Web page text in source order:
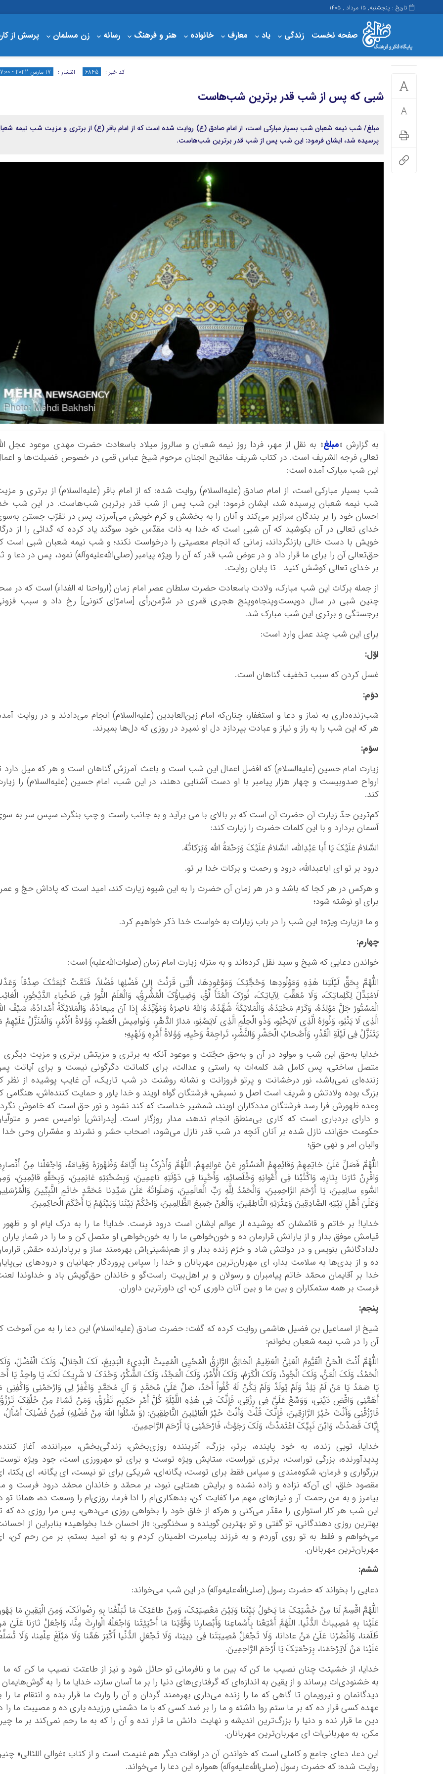
تاریخ : پنجشنبه, ۱۵ مرداد , ۱۴۰۵
صفحه نخست زندگی یاد معارف خانواده هنر و فرهنگ رسانه زن مسلمان پرسش از
سبد خرید
مبلغ
انتشار : 17 مارس 2022 - 17:00 کد خبر : 6845
شبی که پس از شب قدر برترین شب‌هاست
مبلغ/ شب نیمه شعبان شب بسیار مبارکی است، از امام صادق (ع) روایت شده است که از امام باقر (ع) از برتری و مزیت شب نیمه
پرسیده شد، ایشان فرمود: این شب پس از شب قدر برترین شب‌هاست.
به گزارش «مبلغ» به نقل از مهر، فردا روز نیمه شعبان و سالروز میلاد باسعادت حضرت مهدی موعود عجل
تعالی فرجه الشریف است. در کتاب شریف مفاتیح الجنان مرحوم شیخ عباس قمی در خصوص فضیلت‌ها و
این شب مبارک آمده است:
شب بسیار مبارکی است، از امام صادق (علیه‌السلام) روایت شده: که از امام باقر (علیه‌السلام) از برتری و
شب نیمه شعبان پرسیده شد، ایشان فرمود: این شب پس از شب قدر برترین شب‌هاست. در این شب
احسان خود را بر بندگان سرازیر می‌کند و آنان را به بخشش و کرم خویش می‌آمرزد، پس در تقرّب جستن
خدای تعالی در آن بکوشید که آن شبی است که خدا به ذات مقدّس خود سوگند یاد کرده که گدائی را از
خویش با دست خالی بازنگرداند، زمانی که انجام معصیتی را درخواست نکند؛ و شب نیمه شعبان شبی است
حق‌تعالی آن را برای ما قرار داد و در عوض شب قدر که آن را ویژه پیامبر (صلی‌الله‌علیه‌وآله) نمود، پس در دعا و
بر خدای تعالی کوشش کنید… تا پایان روایت.
از جمله برکات این شب مبارک، ولادت باسعادت حضرت سلطان عصر امام زمان (ارواحنا له الفداء) است که در
چنین شبی در سال دویست‌وپنجاه‌وپنج هجری قمری در سُرَّمن‌رأی [سامرّای کنونی] رخ داد و سبب
برجستگی و برتری این شب مبارک شد.
برای این شب چند عمل وارد است:
اوّل:
غسل کردن که سبب تخفیف گناهان است.
دوّم:
شب‌زنده‌داری به نماز و دعا و استغفار، چنان‌که امام زین‌العابدین (علیه‌السلام) انجام می‌دادند و در روایت
هر که این شب را به راز و نیاز و عبادت بپردازد دل او نمیرد در روزی که دل‌ها بمیرند.
سوّم:
زیارت امام حسین (علیه‌السلام) که افضل اعمال این شب است و باعث آمرزش گناهان است و هر که میل دارد
ارواح صدوبیست و چهار هزار پیامبر با او دست آشنایی دهند، در این شب، امام حسین (علیه‌السلام) را
کند.
کم‌ترین حدّ زیارت آن حضرت آن است که بر بالای با می برآید و به جانب راست و چپ بنگرد، سپس سر به
آسمان بردارد و با این کلمات حضرت را زیارت کند:
السَّلامُ عَلَیْکَ یَا أَبا عَبْدِاللّٰه، السَّلامُ عَلَیْکَ وَرَحْمَةُ اللّٰه وَبَرَکاتُهُ.
درود بر تو ای اباعبدالله، درود و رحمت و برکات خدا بر تو.
و هرکس در هر کجا که باشد و در هر زمان آن حضرت را به این شیوه زیارت کند، امید است که پاداش حجّ و
برای او نوشته شود؛
و ما «زیارت ویژه» این شب را در باب زیارات به خواست خدا ذکر خواهیم کرد.
چهارم:
خواندن دعایی که شیخ و سید نقل کرده‌اند و به منزله زیارت امام زمان (صلوات‌الله‌علیه) است:
اللّٰهُمَّ بِحَقِّ لَیْلَتِنا هٰذِهِ وَمَوْلُودِها وَحُجَّتِکَ وَمَوْعُودِهَا، الَّتِی قَرَنْتَ إِلیٰ فَضْلِها فَضْلاً، فَتَمَّتْ کَلِمَتُکَ صِدْقاً
لَامُبَدِّلَ لِکَلِماتِکَ، وَلَا مُعَقِّبَ لِآیاتِکَ، نُورُکَ الْمُتَأَ لِّقُ، وَضِیاؤُکَ الْمُشْرِقُ، وَالْعَلَمُ النُّورُ فِی طَخْیاءِ الدَّیْجُورِ،
الْمَسْتُورُ جَلَّ مَوْلِدُهُ، وَکَرُمَ مَحْتِدُهُ، وَالْمَلائِکَةُ شُهَّدُهُ، وَاللّٰهُ ناصِرُهُ وَمُؤَیِّدُهُ، إِذا آنَ مِیعادُهُ، وَالْمَلائِکَةُ أَمْدادُهُ، سَیْفُ
الَّذِی لَا یَنْبُو، وَنُورُهُ الَّذِی لَایَخْبُو، وَذُو الْحِلْمِ الَّذِی لَایَصْبُو، مَدارُ الدَّهْرِ، وَنَوامِیسُ الْعَصْرِ، وَوُلاةُ الْأَمْرِ، وَالْمُنَزَّلُ عَلَیْهِمْ
یَتَنَزَّلُ فِی لَیْلَةِ الْقَدْرِ، وَأَصْحابُ الْحَشْرِ وَالنَّشْرِ، تَراجِمَةُ وَحْیِهِ، وَوُلاةُ أَمْرِهِ وَنَهْیِهِ؛
خدایا به‌حق این شب و مولود در آن و به‌حق حجّتت و موعود آنکه به برتری و مزیتش برتری و مزیت دیگری
متصل ساختی، پس کامل شد کلمه‌ات به راستی و عدالت، برای کلماتت دگرگونی نیست و برای آیاتت
زننده‌ای نمی‌باشد، نور درخشانت و پرتو فروزانت و نشانه روشنت در شب تاریک، آن غایب پوشیده از نظر
بزرگ بوده ولادتش و شریف است اصل و نسبش، فرشتگان گواه اویند و خدا یاور و حمایت کننده‌اش، هنگامی
وعده ظهورش فرا رسد فرشتگان مددکاران اویند، شمشیر خداست که کند نشود و نور حق است که خاموش
و دارای بردباری است که کاری بی‌منطق انجام ندهد، مدار روزگار است. [پدرانش] نوامیس عصر و
حکومت حق‌اند، نازل شده بر آنان آنچه در شب قدر نازل می‌شود، اصحاب حشر و نشرند و مفسّران وحی خدا
والیان امر و نهی حق؛
اللّٰهُمَّ فَصَلِّ عَلَیٰ خاتِمِهِمْ وَقائِمِهِمُ الْمَسْتُورِ عَنْ عَوالِمِهِمْ. اللّٰهُمَّ وَأَدْرِکْ بِنا أَیَّامَهُ وَظُهُورَهُ وَقِیامَهُ، وَاجْعَلْنا مِنْ
وَاقْرِنْ ثارَنا بِثارِهِ، وَاکْتُبْنا فِی أَعْوانِهِ وَخُلَصائِهِ، وَأَحْیِنا فِی دَوْلَتِهِ ناعِمِینَ، وَبِصُحْبَتِهِ غانِمِینَ، وَبِحَقِّهِ قائِمِینَ،
السُّوءِ سالِمِینَ، یَا أَرْحَمَ الرَّاحِمِینَ، وَالْحَمْدُ لِلّٰهِ رَبِّ الْعالَمِینَ، وَصَلَواتُهُ عَلَیٰ سَیِّدِنا مُحَمَّدٍ خاتَمِ النَّبِیِّینَ
وَعَلَیٰ أَهْلِ بَیْتِهِ الصَّادِقِینَ وَعِتْرَتِهِ النَّاطِقِینَ، وَالْعَنْ جَمِیعَ الظَّالِمِینَ، وَاحْکُمْ بَیْنَنا وَبَیْنَهُمْ یَا أَحْکَمَ الْحاکِمِینَ.
خدایا! بر خاتم و قائمشان که پوشیده از عوالم ایشان است درود فرست. خدایا! ما را به درک ایام او و ظهور
قیامش موفق بدار و از یارانش قرارمان ده و خون‌خواهی ما را به خون‌خواهی او متصل کن و ما را در شمار یاران
دلدادگانش بنویس و در دولتش شاد و خرّم زنده بدار و از هم‌نشینی‌اش بهره‌مند ساز و برپادارنده حقش
ده و از بدی‌ها به سلامت بدار، ای مهربان‌ترین مهربانان و خدا را سپاس پروردگار جهانیان و درودهای
خدا بر آقایمان محمّد خاتم پیامبران و رسولان و بر اهل‌بیت راست‌گو و خاندان حق‌گویش باد و خداوندا
فرست بر همه ستمکاران و بین ما و بین آنان داوری کن، ای داورترین داوران.
پنجم:
شیخ از اسماعیل بن فضیل هاشمی روایت کرده که گفت: حضرت صادق (علیه‌السلام) این دعا را به من آموخت
آن را در شب نیمه شعبان بخوانم:
اللّٰهُمَّ أَنْتَ الْحَیُّ الْقَیُّومُ الْعَلِیُّ الْعَظِیمُ الْخالِقُ الرَّازِقُ الْمُحْیِی الْمُمِیتُ الْبَدِیءُ الْبَدِیعُ، لَکَ الْجَلالُ، وَلَکَ الْفَضْلُ،
الْحَمْدُ، وَلَکَ الْمَنُّ، وَلَکَ الْجُودُ، وَلَکَ الْکَرَمُ، وَلَکَ الْأَمْرُ، وَلَکَ الْمَجْدُ، وَلَکَ الشُّکْرُ، وَحْدَکَ لا شَرِیکَ لَکَ، یَا واحِدُ یَا
یَا صَمَدُ یَا مَنْ لَمْ یَلِدْ وَلَمْ یُولَدْ وَلَمْ یَکُنْ لَهُ کُفُواً أَحَدٌ، صَلِّ عَلَیٰ مُحَمَّدٍ وَ آلِ مُحَمَّدٍ وَاغْفِرْ لِی وَارْحَمْنِی وَاکْفِنِی
أَهَمَّنِی وَاقْضِ دَیْنِی، وَوَسِّعْ عَلَیَّ فِی رِزْقِی، فَإِنَّکَ فِی هٰذِهِ اللَّیْلَةِ کُلَّ أَمْرٍ حَکِیمٍ تَفْرُقُ، وَمَنْ تَشاءُ مِنْ خَلْقِکَ
فَارْزُقْنِی وَأَنْتَ خَیْرُ الرَّازِقِینَ، فَإِنَّکَ قُلْتَ وَأَنْتَ خَیْرُ الْقائِلِینَ النَّاطِقِینَ: ﴿وَ سْئَلُوا اللّٰهَ مِنْ فَضْلِهِ﴾ فَمِنْ فَضْلِکَ
إِیَّاکَ قَصَدْتُ، وَابْنَ نَبِیِّکَ اعْتَمَدْتُ، وَلَکَ رَجَوْتُ، فَارْحَمْنِی یَا أَرْحَمَ الرَّاحِمِینَ.
خدایا، تویی زنده، به خود پاینده، برتر، بزرگ، آفریننده روزی‌بخش، زندگی‌بخش، میراننده، آغاز
پدیدآورنده، بزرگی توراست، برتری توراست، ستایش ویژه توست و برای تو مهرورزی است، جود ویژه
بزرگواری و فرمان، شکوه‌مندی و سپاس فقط برای توست، یگانه‌ای، شریکی برای تو نیست، ای یگانه‌، ای یکتا،
مقصود خلق، ای آن‌که نزاده و زاده نشده و برایش همتایی نبود، بر محمّد و خاندان محمّد درود فرست و
بیامرز و به من رحمت آر و نیازهای مهم مرا کفایت کن، بدهکاری‌ام را ادا فرما، روزی‌ام را وسعت ده، همانا تو
این شب هر کار استواری را مقدّر می‌کنی و هرکه از خلق خود را بخواهی روزی می‌دهی، پس مرا روزی ده که
بهترین روزی دهندگانی، تو گفتی و تو بهترین گوینده و سخنگویی: «از احسان خدا بخواهید» بنابراین از
می‌خواهم و فقط به تو روی آوردم و به فرزند پیامبرت اطمینان کردم و به تو امید بستم، بر من رحم کن،
مهربان‌ترین مهربانان.
ششم:
دعایی را بخواند که حضرت رسول (صلی‌الله‌علیه‌وآله) در این شب می‌خواند:
اللّٰهُمَّ اقْسِمْ لَنا مِنْ خَشْیَتِکَ مَا یَحُولُ بَیْنَنا وَبَیْنَ مَعْصِیَتِکَ، وَمِنْ طاعَتِکَ مَا تُبَلِّغُنا بِهِ رِضْوانَکَ، وَمِنَ الْیَقِینِ مَا
عَلَیْنا بِهِ مُصِیباتُ الدُّنْیا. اللّٰهُمَّ أَمْتِعْنا بِأَسْماعِنا وَأَبْصارِنا وَقُوَّتِنا مَا أَحْیَیْتَنا وَاجْعَلْهُ الْوارِثَ مِنَّا، وَاجْعَلْ ثارَنا عَلَیٰ
ظَلَمَنا، وَانْصُرْنا عَلَیٰ مَنْ عادانا، وَلَا تَجْعَلْ مُصِیبَتَنا فِی دِینِنا، وَلَا تَجْعَلِ الدُّنْیا أَکْبَرَ هَمِّنا وَلَا مَبْلَغَ عِلْمِنا، وَلَا
عَلَیْنا مَنْ لَایَرْحَمُنا، بِرَحْمَتِکَ یَا أَرْحَمَ الرَّاحِمِینَ.
خدایا، از خشیتت چنان نصیب ما کن که بین ما و نافرمانی تو حائل شود و نیز از طاعتت نصیب ما کن که ما
به خشنودی‌ات برساند و از یقین به اندازه‌ای که گرفتاری‌های دنیا را بر ما آسان سازد، خدایا ما را به
دیدگانمان و نیرویمان تا گاهی که ما را زنده می‌داری بهره‌مند گردان و آن را وارث ما قرار بده و انتقام ما را
عهده کسی قرار ده که بر ما ستم روا داشته و ما را بر ضد کسی که با ما دشمنی ورزیده یاری ده و مصیبت ما را
دین ما قرار نده و دنیا را بزرگ‌ترین اندیشه و نهایت دانش ما قرار نده و آن را که به ما رحم نمی‌کند بر ما
مکن، به مهربانی‌ات ای مهربان‌ترین مهربانان.
این دعا، دعای جامع و کاملی است که خواندن آن در اوقات دیگر هم غنیمت است و از کتاب «غوالی اللئالی»
روایت شده: که حضرت رسول (صلی‌الله‌علیه‌وآله) همواره این دعا را می‌خواند.